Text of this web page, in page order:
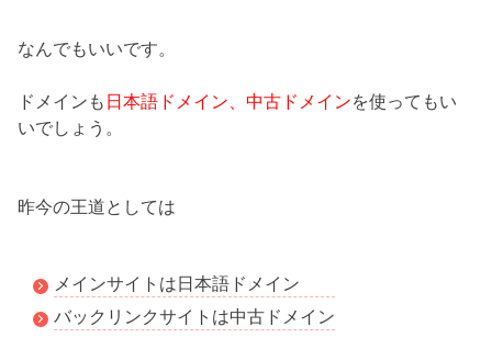
なんでもいいです。
ドメインも 日本語ドメイン、中古ドメインを使ってもい
いでしょう。
昨今の王道としては
メインサイトは日本語ドメイン
バックリンクサイトは中古ドメイン